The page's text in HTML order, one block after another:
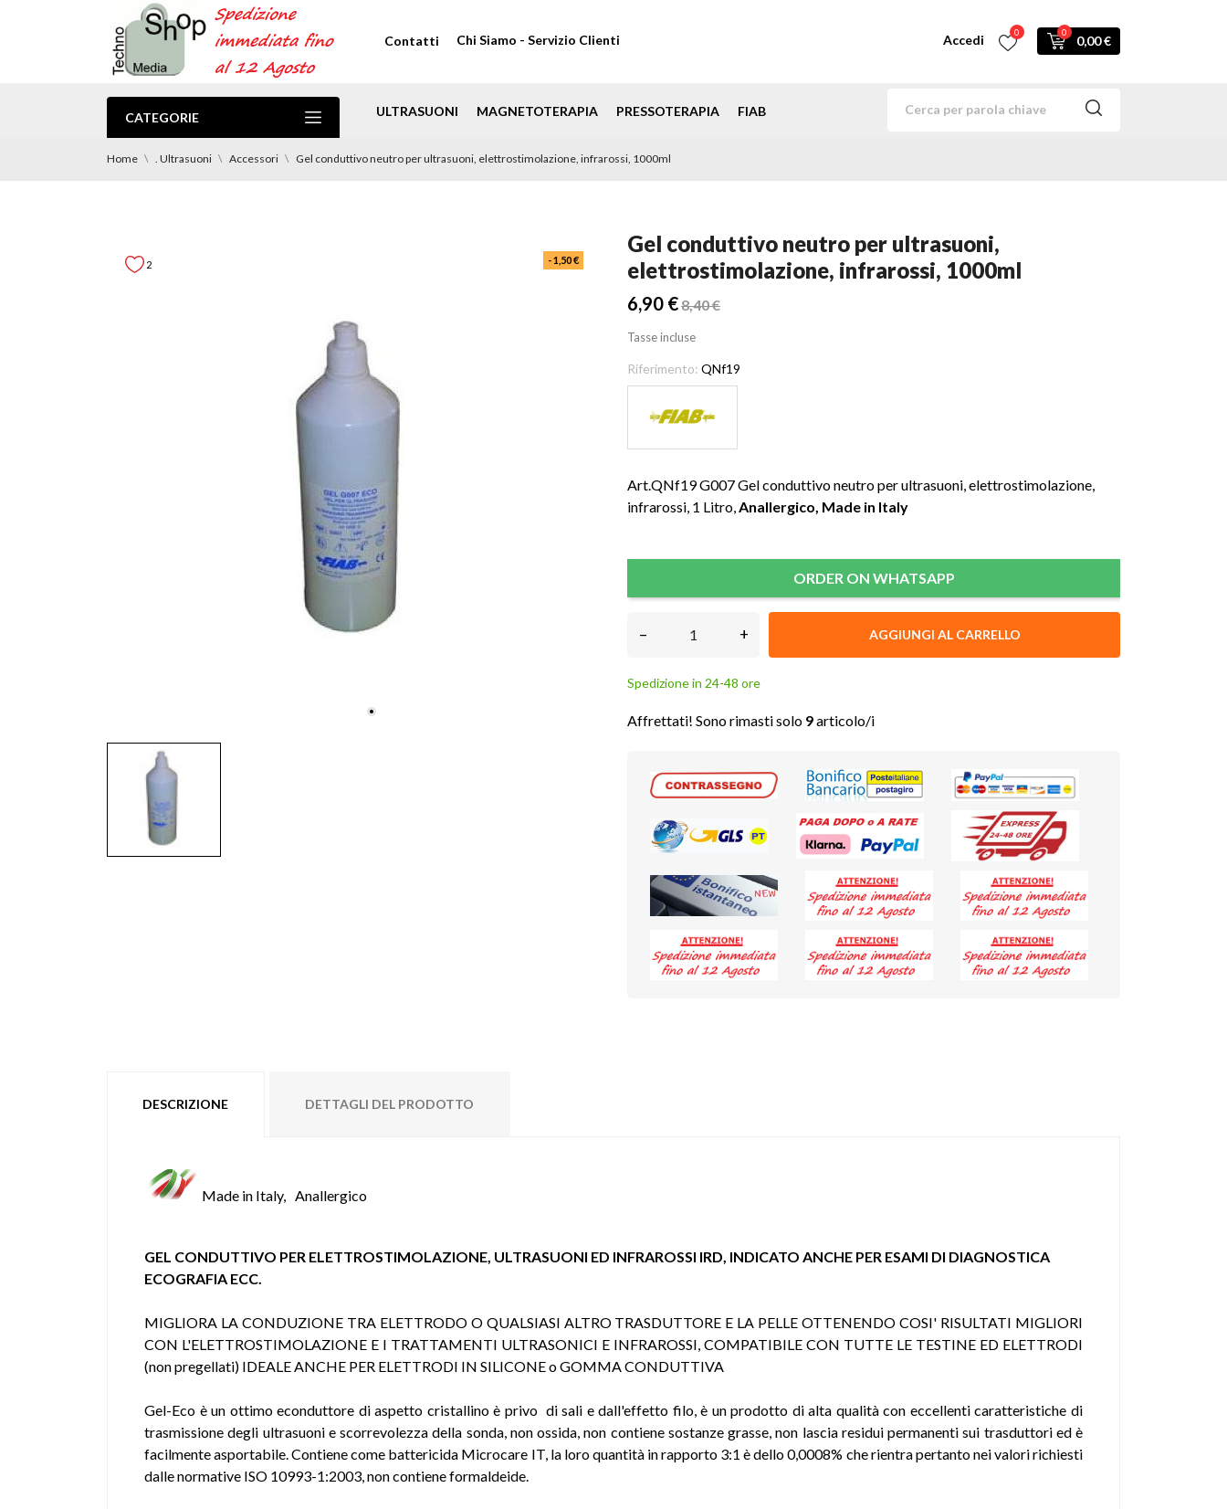
Contatti Chi Siamo - Servizio Clienti Accedi 0 0
0,00 €
CATEGORIE ULTRASUONI MAGNETOTERAPIA PRESSOTERAPIA FIAB
Home . Ultrasuoni Accessori Gel conduttivo neutro per ultrasuoni, elettrostimolazione, infrarossi, 1000ml
- 1,50 €
2
Gel conduttivo neutro per ultrasuoni,
elettrostimolazione, infrarossi, 1000ml
6,90 €8,40 €
Tasse incluse
Riferimento: QNf19
Art.QNf19 G007 Gel conduttivo neutro per ultrasuoni, elettrostimolazione,
infrarossi, 1 Litro, Anallergico, Made in Italy
ORDER ON WHATSAPP
– + AGGIUNGI AL CARRELLO
Spedizione in 24-48 ore
Affrettati! Sono rimasti solo 9articolo/i
DESCRIZIONE DETTAGLI DEL PRODOTTO
Made in Italy, Anallergico
GEL CONDUTTIVO PER ELETTROSTIMOLAZIONE, ULTRASUONI ED INFRAROSSI IRD, INDICATO ANCHE PER ESAMI DI DIAGNOSTICA
ECOGRAFIA ECC.
MIGLIORA LA CONDUZIONE TRA ELETTRODO O QUALSIASI ALTRO TRASDUTTORE E LA PELLE OTTENENDO COSI' RISULTATI MIGLIORI
CON L'ELETTROSTIMOLAZIONE E I TRATTAMENTI ULTRASONICI E INFRAROSSI, COMPATIBILE CON TUTTE LE TESTINE ED ELETTRODI
(non pregellati) IDEALE ANCHE PER ELETTRODI IN SILICONE o GOMMA CONDUTTIVA
Gel-Eco è un ottimo econduttore di aspetto cristallino è privo di sali e dall'effetto filo, è un prodotto di alta qualità con eccellenti caratteristiche di
trasmissione degli ultrasuoni e scorrevolezza della sonda, non ossida, non contiene sostanze grasse, non lascia residui permanenti sui trasduttori ed è
facilmente asportabile. Contiene come battericida Microcare IT, la loro quantità in rapporto 3:1 è dello 0,0008% che rientra pertanto nei valori richiesti
dalle normative ISO 10993-1:2003, non contiene formaldeide.